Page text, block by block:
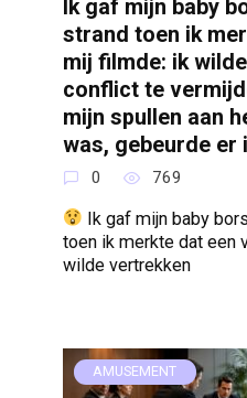
Ik gaf mijn baby
strand toen ik
mij filmde: ik
conflict te
mijn spullen aan
was, gebeurde
0 769
Ik gaf mijn baby
toen ik merkte dat een
wilde vertrekken
AMUSEMENT